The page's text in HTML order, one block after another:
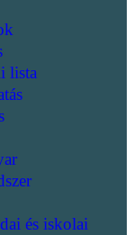
lista
és iskolai